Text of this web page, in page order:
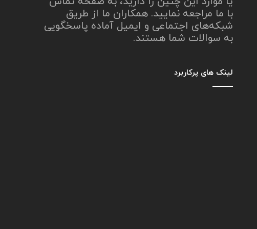
با ما مراجعه نمایید. همکاران ما از طریق
شبکه‌های اجتماعی و ایمیل آماده پاسخگویی
به سوالات شما هستند.
لینک های پرکاربرد